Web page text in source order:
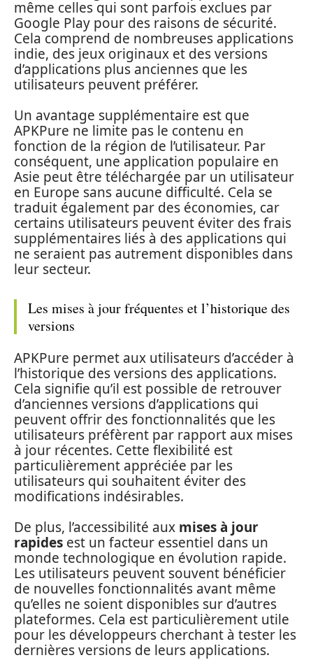
même celles qui sont parfois exclues par
Google Play pour des raisons de sécurité.
Cela comprend de nombreuses applications
indie, des jeux originaux et des versions
d’applications plus anciennes que les
utilisateurs peuvent préférer.
Un avantage supplémentaire est que
APKPure ne limite pas le contenu en
fonction de la région de l’utilisateur. Par
conséquent, une application populaire en
Asie peut être téléchargée par un utilisateur
en Europe sans aucune difficulté. Cela se
traduit également par des économies, car
certains utilisateurs peuvent éviter des frais
supplémentaires liés à des applications qui
ne seraient pas autrement disponibles dans
leur secteur.
Les mises à jour fréquentes et l’historique des
versions
APKPure permet aux utilisateurs d’accéder à
l’historique des versions des applications.
Cela signifie qu’il est possible de retrouver
d’anciennes versions d’applications qui
peuvent offrir des fonctionnalités que les
utilisateurs préfèrent par rapport aux mises
à jour récentes. Cette flexibilité est
particulièrement appréciée par les
utilisateurs qui souhaitent éviter des
modifications indésirables.
De plus, l’accessibilité aux mises à jour
rapides est un facteur essentiel dans un
monde technologique en évolution rapide.
Les utilisateurs peuvent souvent bénéficier
de nouvelles fonctionnalités avant même
qu’elles ne soient disponibles sur d’autres
plateformes. Cela est particulièrement utile
pour les développeurs cherchant à tester les
dernières versions de leurs applications.